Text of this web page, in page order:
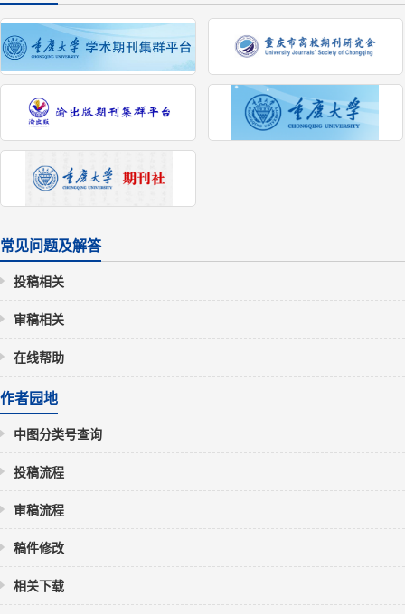
常见问题及解答
投稿相关
审稿相关
在线帮助
作者园地
中图分类号查询
投稿流程
审稿流程
稿件修改
相关下载